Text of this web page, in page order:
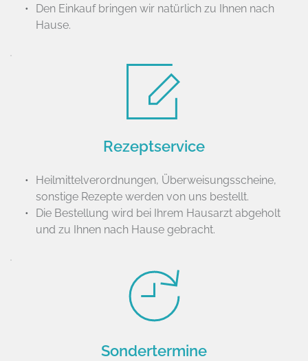
Den Einkauf bringen wir natürlich zu Ihnen nach
Hause.
Rezeptservice
Heilmittelverordnungen, Überweisungsscheine,
sonstige Rezepte werden von uns bestellt.
Die Bestellung wird bei Ihrem Hausarzt abgeholt
und zu Ihnen nach Hause gebracht.
Sondertermine